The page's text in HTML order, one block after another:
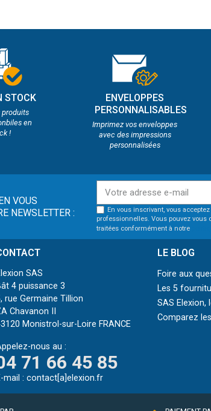
STOCK
produits
en
!
ENVELOPPES
PERSONNALISABLES
Imprimez vos enveloppes
avec des impressions
personnalisées
VOUS
NEWSLETTER :
En vous inscrivant, vous
professionnelles. Vous pouvez
traitées conformément à notre
SAS
4 puissance 3
rue Germaine Tillion
Chavanon II
Monistrol-sur-Loire FRANCE
nous au :
71 66 45 85
mail : contact[a]elexion.fr
LE BLOG
Foire aux
Les 5
SAS
Comparez